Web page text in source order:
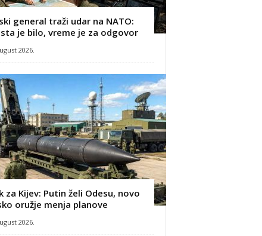
general traži udar na NATO:
je bilo, vreme je za odgovor
2026.
za Kijev: Putin želi Odesu, novo
oružje menja planove
2026.